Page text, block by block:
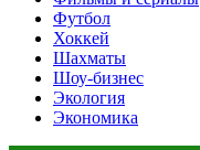
Футбол
Хоккей
Шахматы
Шоу-бизнес
Экология
Экономика